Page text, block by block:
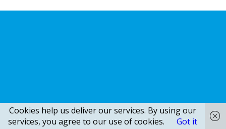
Cookies help us deliver our services. By using our
services, you agree to our use of cookies.
Got it